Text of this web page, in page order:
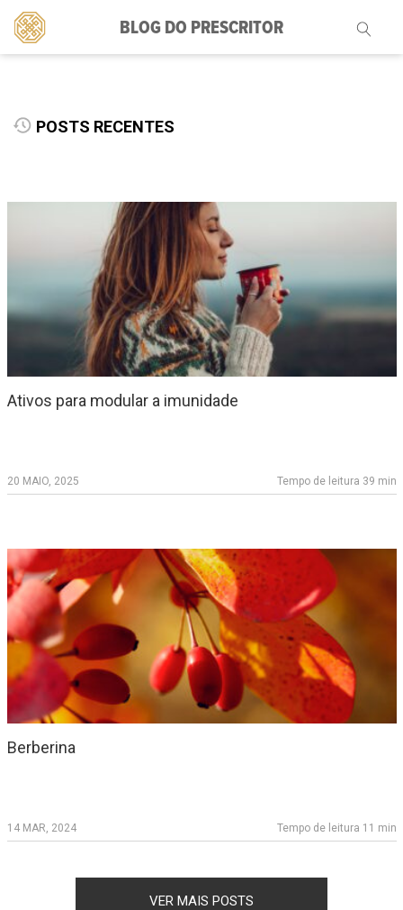
BLOG DO PRESCRITOR
Pesquisar
por:
POSTS RECENTES
Ativos para modular a imunidade
20 MAIO, 2025 Tempo de leitura 39 min
Berberina
14 MAR, 2024 Tempo de leitura 11 min
VER MAIS POSTS